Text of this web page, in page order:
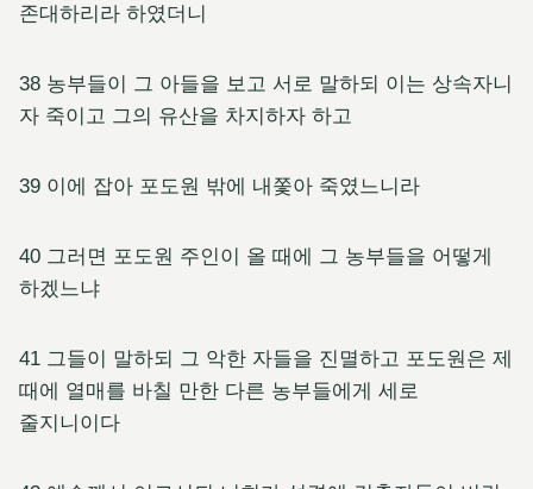
존대하리라 하였더니
38 농부들이 그 아들을 보고 서로 말하되 이는 상속자니
자 죽이고 그의 유산을 차지하자 하고
39 이에 잡아 포도원 밖에 내쫓아 죽였느니라
40 그러면 포도원 주인이 올 때에 그 농부들을 어떻게
하겠느냐
41 그들이 말하되 그 악한 자들을 진멸하고 포도원은 제
때에 열매를 바칠 만한 다른 농부들에게 세로
줄지니이다